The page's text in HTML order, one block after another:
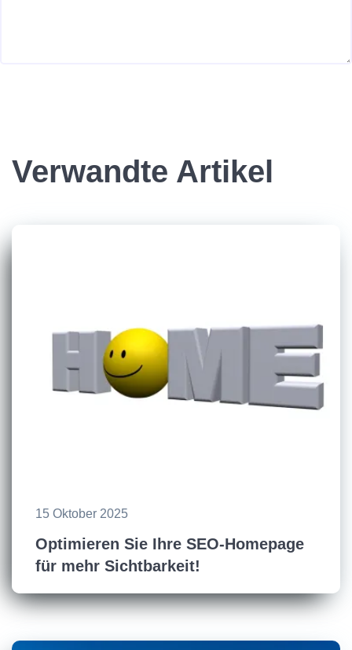
Verwandte Artikel
15 Oktober 2025
Optimieren Sie Ihre SEO-Homepage
für mehr Sichtbarkeit!